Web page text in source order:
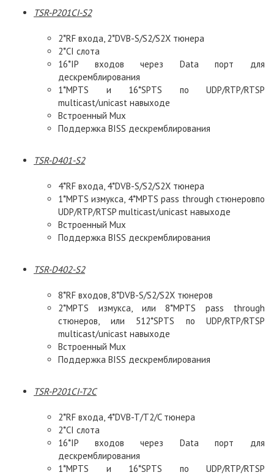
TSR-P201CI-S2
2*RF входа, 2*DVB-S/S2/S2X тюнера
2*CI слота
16*IP входов через Data порт для
дескремблирования
1*MPTS и 16*SPTS по UDP/RTP/RTSP
multicast/unicast навыходе
Встроенный Mux
Поддержка BISS дескремблирования
TSR-D401-S2
4*RF входа, 4*DVB-S/S2/S2X тюнера
1*MPTS измукса, 4*МPTS pass through стюнеровпо
UDP/RTP/RTSP multicast/unicast навыходе
Встроенный Mux
Поддержка BISS дескремблирования
TSR-D402-S2
8*RF входов, 8*DVB-S/S2/S2X тюнеров
2*MPTS измукса, или 8*МPTS pass through
стюнеров, или 512*SPTS по UDP/RTP/RTSP
multicast/unicast навыходе
Встроенный Mux
Поддержка BISS дескремблирования
TSR-P201CI-T2C
2*RF входа, 4*DVB-T/T2/C тюнера
2*CI слота
16*IP входов через Data порт для
дескремблирования
1*MPTS и 16*SPTS по UDP/RTP/RTSP